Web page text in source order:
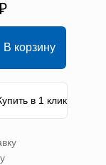
В корзину
в 1 клик